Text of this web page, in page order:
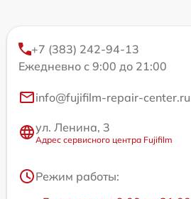
+7 (383) 242-94-13
Ежедневно с 9:00 до 21:00
info@fujifilm-repair-center.ru
ул. Ленина, 3
Адрес сервисного центра Fujifilm
Режим работы: